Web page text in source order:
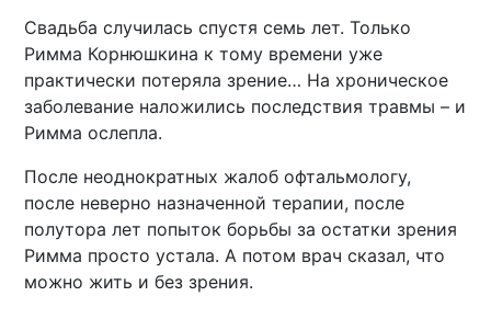
Свадьба случилась спустя семь лет. Только
Римма Корнюшкина к тому времени уже
практически потеряла зрение… На хроническое
заболевание наложились последствия травмы – и
Римма ослепла.
После неоднократных жалоб офтальмологу,
после неверно назначенной терапии, после
полутора лет попыток борьбы за остатки зрения
Римма просто устала. А потом врач сказал, что
можно жить и без зрения.